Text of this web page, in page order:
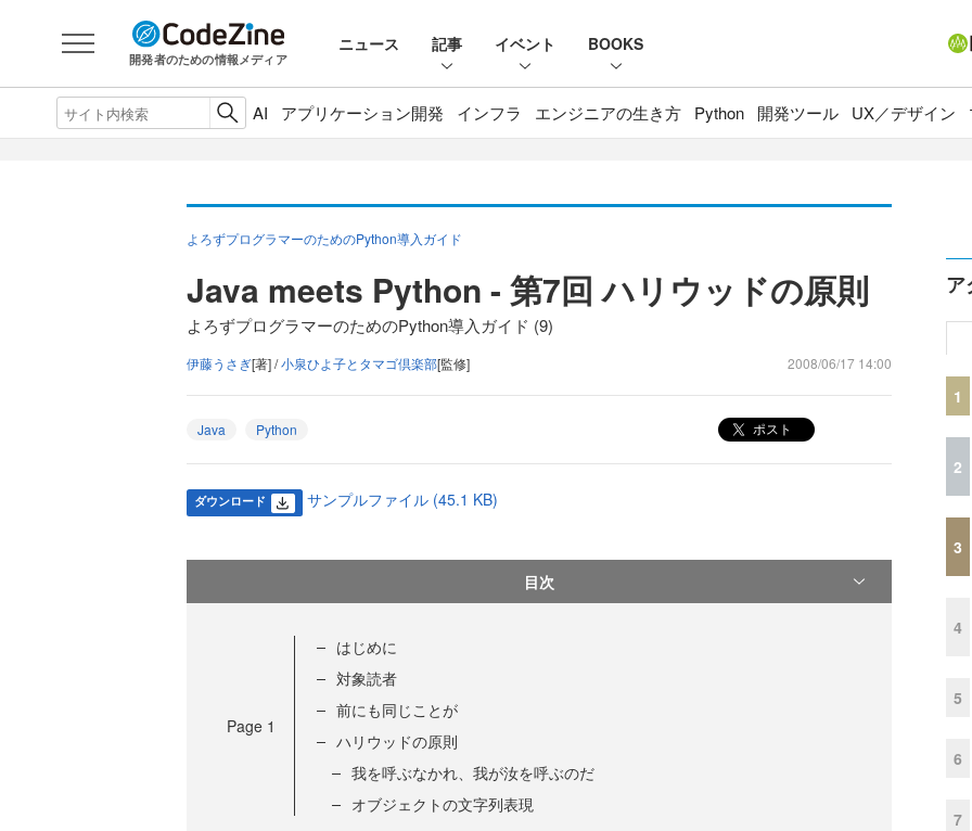
開発者のための情報メディア
ニュース 記事 イベント BOOKS
AI アプリケーション開発 インフラ エンジニアの生き方 Python 開発ツール UX／デザイン
よろずプログラマーのためのPython導入ガイド
Java meets Python - 第7回 ハリウッドの原則
よろずプログラマーのためのPython導入ガイド (9)
伊藤うさぎ[著] /小泉ひよ子とタマゴ倶楽部[監修] 2008/06/17 14:00
Java Python ポスト
ダウンロード サンプルファイル (45.1 KB)
目次
Page 1
はじめに
対象読者
前にも同じことが
ハリウッドの原則
我を呼ぶなかれ、我が汝を呼ぶのだ
オブジェクトの文字列表現
ア
1
2
3
4
5
6
7